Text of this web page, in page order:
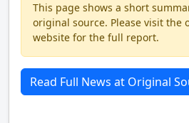
This page shows a short
original source. Please visit the
website for the full report.
Read Full News at Original